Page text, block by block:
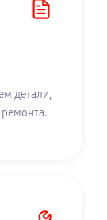
детали,